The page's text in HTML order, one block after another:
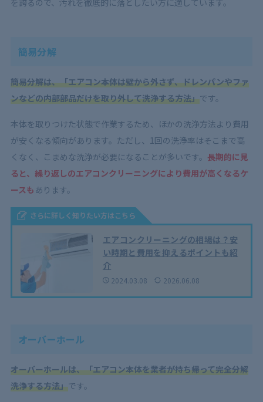
を誇るので、汚れを徹底的に落としたい方に適しています。
簡易分解
簡易分解は、「エアコン本体は壁から外さず、ドレンパンやファ
ンなどの内部部品だけを取り外して洗浄する方法」です。
本体を取りつけた状態で作業するため、ほかの洗浄方法より費用
が安くなる傾向があります。ただし、1回の洗浄率はそこまで高
くなく、こまめな洗浄が必要になることが多いです。 長期的に見
ると、繰り返しのエアコンクリーニングにより費用が高くなるケ
ースも あります。
さらに詳しく知りたい方はこちら
エアコンクリーニングの相場は？安
い時期と費用を抑えるポイントも紹
介
2024.03.08 2026.06.08
オーバーホール
オーバーホールは、「エアコン本体を業者が持ち帰って完全分解
洗浄する方法」です。